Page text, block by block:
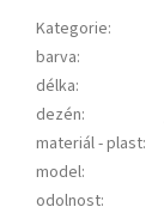
Kategorie:
barva:
délka:
dezén:
materiál - plast:
model:
odolnost: